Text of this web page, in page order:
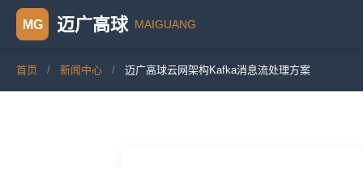
MG 迈广高球 MAIGUANG
首页 / 新闻中心 / 迈广高球云网架构Kafka消息流处理方案